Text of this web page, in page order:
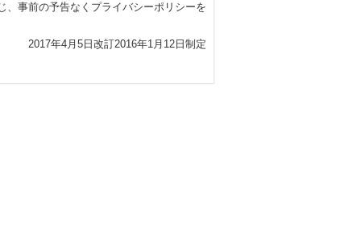
、事前の予告なくプライバシーポリシーを
2016年1月12日制定
2017年4月5日改訂